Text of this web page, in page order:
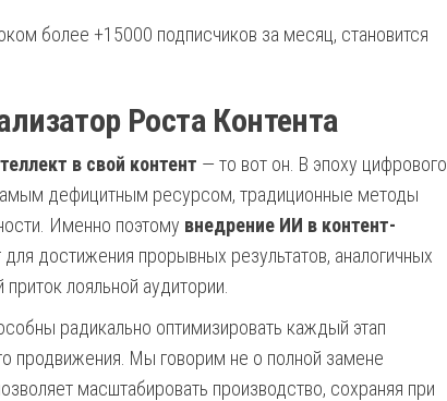
более +15000 подписчиков за месяц, становится
Роста Контента
в свой контент — то вот он. В эпоху цифрового
дефицитным ресурсом, традиционные методы
Именно поэтому внедрение ИИ в контент-
достижения прорывных результатов, аналогичных
лояльной аудитории.
радикально оптимизировать каждый этап
продвижения. Мы говорим не о полной замене
масштабировать производство, сохраняя при